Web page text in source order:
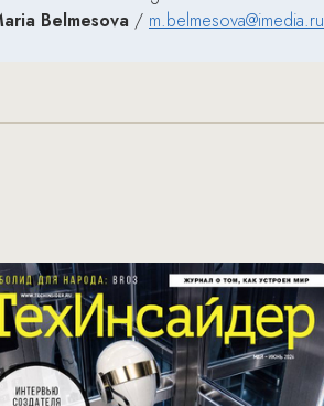
Belmesova / m.belmesova@imedia.ru